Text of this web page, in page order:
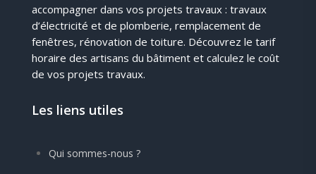
accompagner dans vos projets travaux : travaux
d’électricité et de plomberie, remplacement de
fenêtres, rénovation de toiture. Découvrez le tarif
horaire des artisans du bâtiment et calculez le coût
de vos projets travaux.
Les liens utiles
Qui sommes-nous ?